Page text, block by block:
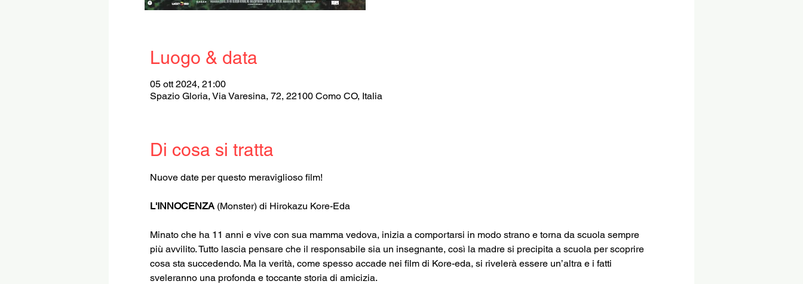
Luogo & data
05 ott 2024, 21:00
Spazio Gloria, Via Varesina, 72, 22100 Como CO, Italia
Di cosa si tratta
Nuove date per questo meraviglioso film!
L'INNOCENZA (Monster) di Hirokazu Kore-Eda
Minato che ha 11 anni e vive con sua mamma vedova, inizia a comportarsi in modo strano e torna da scuola sempre
più avvilito. Tutto lascia pensare che il responsabile sia un insegnante, così la madre si precipita a scuola per scoprire
cosa sta succedendo. Ma la verità, come spesso accade nei film di Kore-eda, si rivelerà essere un’altra e i fatti
sveleranno una profonda e toccante storia di amicizia.